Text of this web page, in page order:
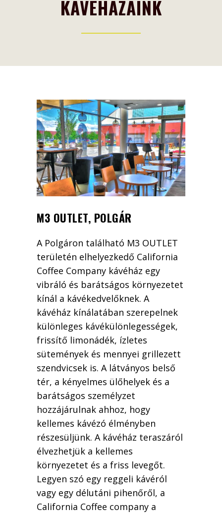
KÁVÉHÁZAINK
M3 OUTLET, POLGÁR
A Polgáron található M3 OUTLET
területén elhelyezkedő California
Coffee Company kávéház egy
vibráló és barátságos környezetet
kínál a kávékedvelőknek. A
kávéház kínálatában szerepelnek
különleges kávékülönlegességek,
frissítő limonádék, ízletes
sütemények és mennyei grillezett
szendvicsek is. A látványos belső
tér, a kényelmes ülőhelyek és a
barátságos személyzet
hozzájárulnak ahhoz, hogy
kellemes kávézó élményben
részesüljünk. A kávéház teraszáról
élvezhetjük a kellemes
környezetet és a friss levegőt.
Legyen szó egy reggeli kávéról
vagy egy délutáni pihenőről, a
California Coffee company a